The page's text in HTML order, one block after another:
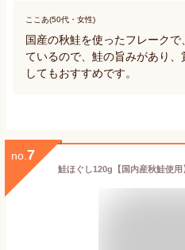
ここあ(50代・女性)
国産の秋鮭を使ったフレーク
ているので、鮭の旨みがあり
してもおすすめです。
no. 7